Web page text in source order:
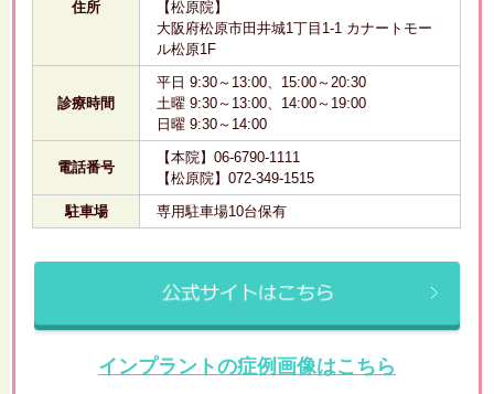
住所
【松原院】
大阪府松原市田井城1丁目1-1 カナートモー
ル松原1F
診療時間
平日 9:30～13:00、15:00～20:30
土曜 9:30～13:00、14:00～19:00
日曜 9:30～14:00
電話番号
【本院】06-6790-1111
【松原院】072-349-1515
駐車場
専用駐車場10台保有
インプラントの症例画像はこちら